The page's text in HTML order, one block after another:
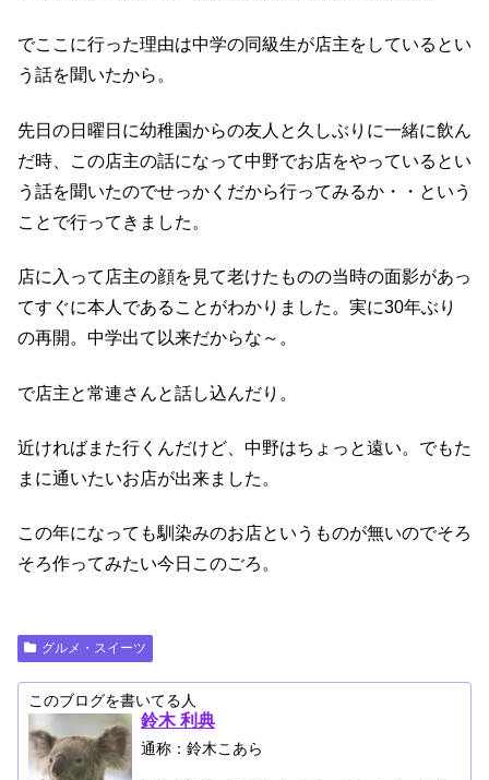
でここに行った理由は中学の同級生が店主をしているとい
う話を聞いたから。
先日の日曜日に幼稚園からの友人と久しぶりに一緒に飲ん
だ時、この店主の話になって中野でお店をやっているとい
う話を聞いたのでせっかくだから行ってみるか・・という
ことで行ってきました。
店に入って店主の顔を見て老けたものの当時の面影があっ
てすぐに本人であることがわかりました。実に30年ぶり
の再開。中学出て以来だからな～。
で店主と常連さんと話し込んだり。
近ければまた行くんだけど、中野はちょっと遠い。でもた
まに通いたいお店が出来ました。
この年になっても馴染みのお店というものが無いのでそろ
そろ作ってみたい今日このごろ。
グルメ・スイーツ
このブログを書いてる人
鈴木 利典
通称：鈴木こあら